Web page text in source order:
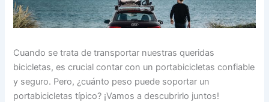
Cuando se trata de transportar nuestras queridas
bicicletas, es crucial contar con un portabicicletas confiable
y seguro. Pero, ¿cuánto peso puede soportar un
portabicicletas típico? ¡Vamos a descubrirlo juntos!